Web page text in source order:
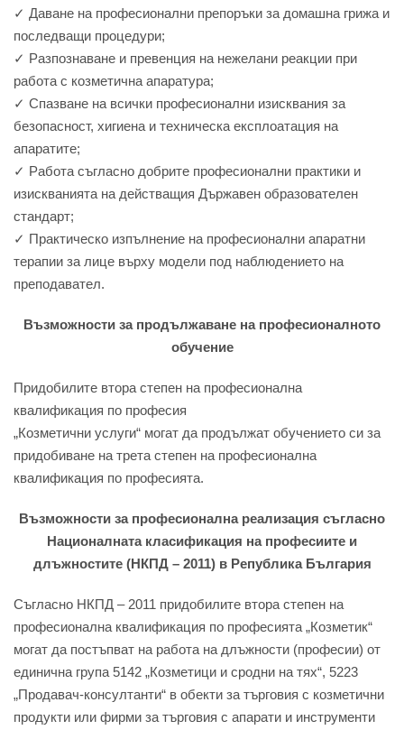
✓ Даване на професионални препоръки за домашна грижа и
последващи процедури;
✓ Разпознаване и превенция на нежелани реакции при
работа с козметична апаратура;
✓ Спазване на всички професионални изисквания за
безопасност, хигиена и техническа експлоатация на
апаратите;
✓ Работа съгласно добрите професионални практики и
изискванията на действащия Държавен образователен
стандарт;
✓ Практическо изпълнение на професионални апаратни
терапии за лице върху модели под наблюдението на
преподавател.
Възможности за продължаване на професионалното
обучение
Придобилите втора степен на професионална
квалификация по професия
„Козметични услуги“ могат да продължат обучението си за
придобиване на трета степен на професионална
квалификация по професията.
Възможности за професионална реализация съгласно
Националната класификация на професиите и
длъжностите (НКПД – 2011) в Република България
Съгласно НКПД – 2011 придобилите втора степен на
професионална квалификация по професията „Козметик“
могат да постъпват на работа на длъжности (професии) от
единична група 5142 „Козметици и сродни на тях“, 5223
„Продавач-консултанти“ в обекти за търговия с козметични
продукти или фирми за търговия с апарати и инструменти